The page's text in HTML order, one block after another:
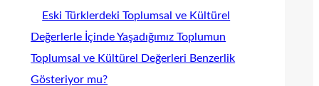
Eski Türklerdeki Toplumsal ve Kültürel
Değerlerle İçinde Yaşadığımız Toplumun
Toplumsal ve Kültürel Değerleri Benzerlik
Gösteriyor mu?